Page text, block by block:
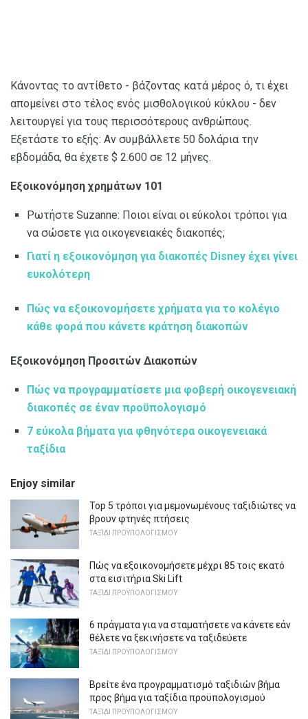
Κάνοντας το αντίθετο - βάζοντας κατά μέρος ό, τι έχει
απομείνει στο τέλος ενός μισθολογικού κύκλου - δεν
λειτουργεί για τους περισσότερους ανθρώπους.
Εξετάστε το εξής: Αν συμβάλλετε 50 δολάρια την
εβδομάδα, θα έχετε $ 2.600 σε 12 μήνες.
Εξοικονόμηση χρημάτων 101
Ρωτήστε Suzanne: Ποιοι είναι οι εύκολοι τρόποι για
να σώσετε για οικογενειακές διακοπές;
Γιατί η εξοικονόμηση για διακοπές Disney έχει γίνει
ευκολότερη
Πώς να εξοικονομήσετε χρήματα για το κολέγιο
κάθε φορά που κάνετε κράτηση διακοπών
Εξοικονόμηση Προσιτών Διακοπών
Πώς να προγραμματίσετε μια φοβερή οικογενειακή
διακοπές σε έναν προϋπολογισμό
7 εύκολα βήματα για φθηνότερα οικογενειακά
ταξίδια
Enjoy similar
Top 5 τρόποι για μεμονωμένους ταξιδιώτες να
βρουν φτηνές πτήσεις
ΤΑΞΊΔΙ ΠΡΟΫΠΟΛΟΓΙΣΜΟΎ
Πώς να εξοικονομήσετε μέχρι 85 τοις εκατό
στα εισιτήρια Ski Lift
ΤΑΞΊΔΙ ΠΡΟΫΠΟΛΟΓΙΣΜΟΎ
6 πράγματα για να σταματήσετε να κάνετε εάν
θέλετε να ξεκινήσετε να ταξιδεύετε
ΤΑΞΊΔΙ ΠΡΟΫΠΟΛΟΓΙΣΜΟΎ
Βρείτε ένα προγραμματισμό ταξιδιών βήμα
προς βήμα για ταξίδια προϋπολογισμού
ΤΑΞΊΔΙ ΠΡΟΫΠΟΛΟΓΙΣΜΟΎ